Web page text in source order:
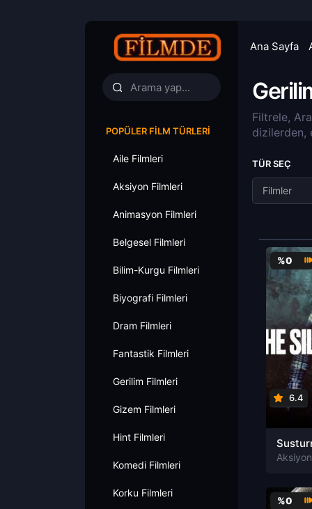
Ana Sayfa
POPÜLER FILM TÜRLERI
Aile Filmleri
Aksiyon Filmleri
Animasyon Filmleri
Belgesel Filmleri
Bilim-Kurgu Filmleri
Biyografi Filmleri
Dram Filmleri
Fantastik Filmleri
Gerilim Filmleri
Gizem Filmleri
Hint Filmleri
Komedi Filmleri
Korku Filmleri
Filtrele,
dizilerden,
TÜR SEÇ
Filmler
%0
6.4
%0